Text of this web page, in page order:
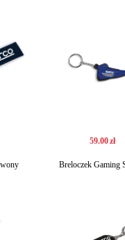
59.00zł
Breloczek Gaming